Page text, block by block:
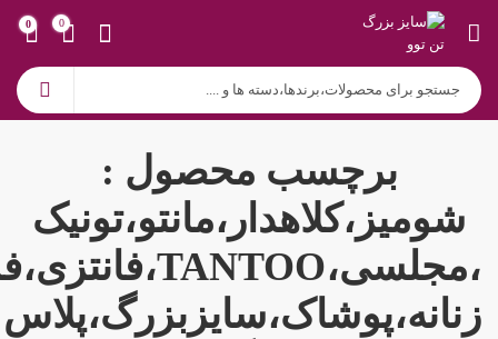
0
0
برچسب محصول :
شومیز،کلاهدار،مانتو،تونیک
زنانه،پوشاک،سایزبزرگ،پلاس